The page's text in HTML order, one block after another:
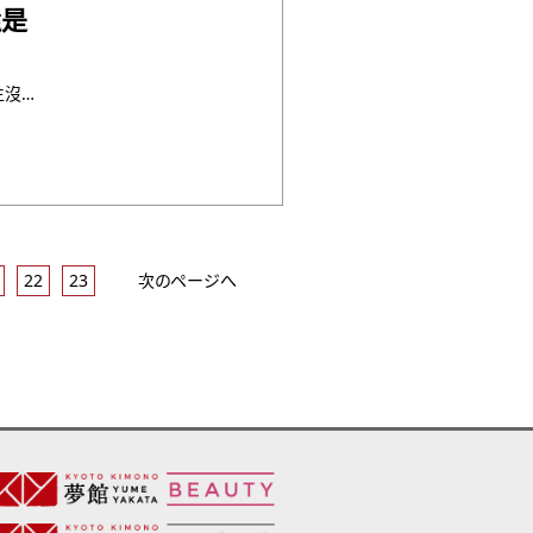
最終更新: 2019年4月9日 綜合評價：★★★★★因為和先生沒有拍過婚紗，所以一直很期待這次的怕攝。當天天氣 ・・・
22 23 次のページへ